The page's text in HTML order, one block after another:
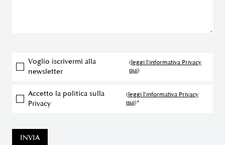
Voglio iscrivermi alla
newsletter
(leggi l'informativa Privacy
qui)
Accetto la politica sulla
Privacy
(leggi l'informativa Privacy
qui)*
INVIA